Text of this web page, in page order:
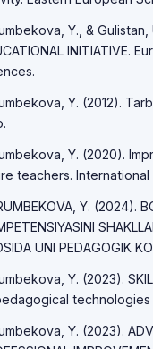
Y., & Gulistan,
INITIATIVE.
Y. (2012).
Y. (2020).
teachers. International
Y. (2024).
UNI PEDAGOGIK
Y. (2023).
technologies
Y. (2023).